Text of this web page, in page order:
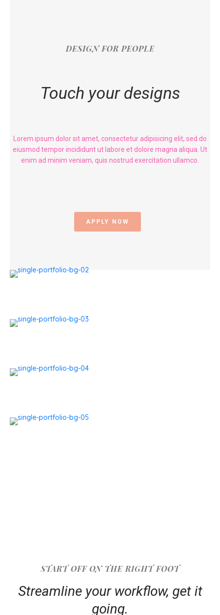
DESIGN FOR PEOPLE
Touch your designs
Lorem ipsum dolor sit amet, consectetur adipisicing elit, sed do
eiusmod tempor incididunt ut labore et dolore magna aliqua. Ut
enim ad minim veniam, quis nostrud exercitation ullamco.
APPLY NOW
START OFF ON THE RIGHT FOOT
Streamline your workflow, get it
going.